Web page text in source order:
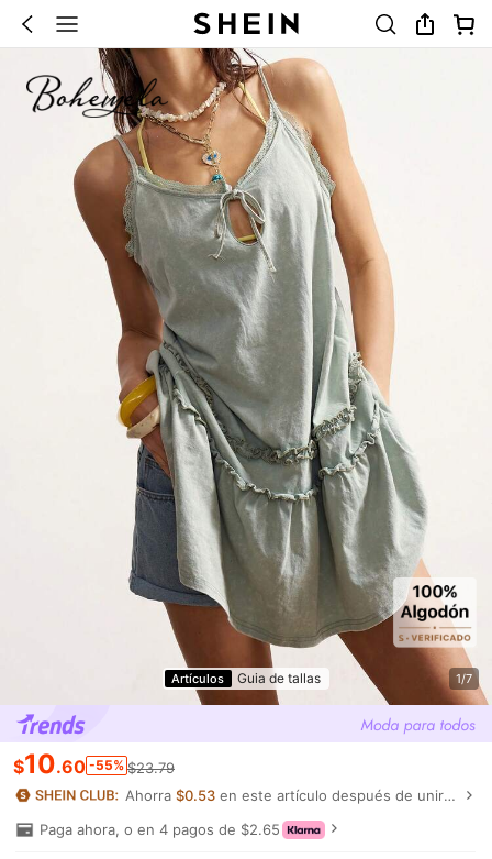
Artículos Guia de tallas 1/7
$10.60 -55% $23.79
Ahorra$0.53 en este artículo después de unirte.
Paga ahora, o en 4 pagos de $2.65